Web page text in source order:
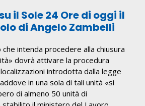
il Sole 24 Ore di oggi il
di Angelo Zambelli
intenda procedere alla chiusura
dovrà attivare la procedura
introdotta dalla legge
in una sola di tali unità «si
di almeno 50 unità di